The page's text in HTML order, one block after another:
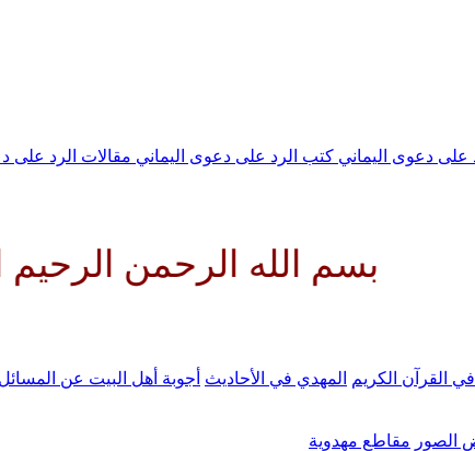
على دعوى اليماني كتب الرد على دعوى اليماني مقالات الرد على
الله الرحمن الرحيم اللهم
القرآن الكريم المهدي في الأحاديث أجوبة أهل البيت عن
الصور مقاطع مهدوية